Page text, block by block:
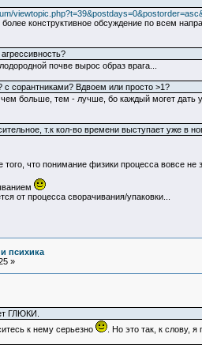
конструктивное обсуждение по всем
почве вырос образ врага...
с сорантниками? Вдвоем или просто >1?
больше, тем - лучше, бо каждый могет дать
т.к кол-во времени выступает уже в
того, что понимание физики процесса вовсе
от процесса сворачивания/упаковки...
психика
»
ГЛЮКИ.
к нему серьезно
. Но это так, к слову,